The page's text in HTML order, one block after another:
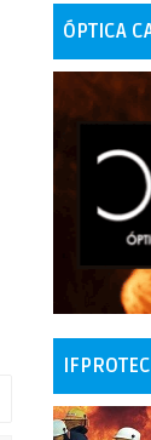
ÓPTICA
IFPROTEC